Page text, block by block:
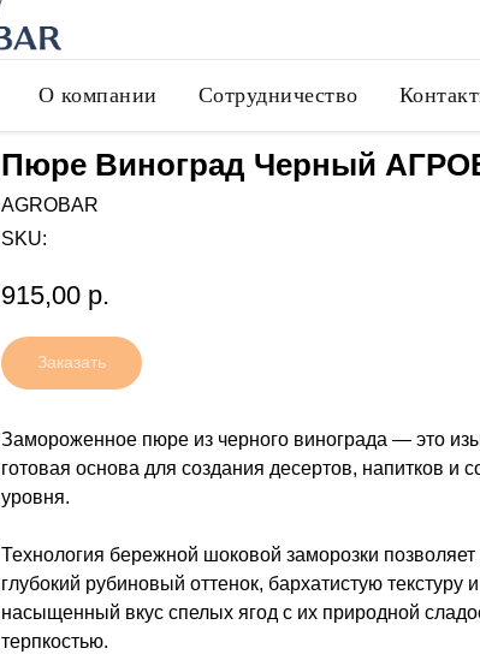
О компании Сотрудничество
Пюре Виноград Черный
AGROBAR
SKU:
915,00 р.
Заказать
Замороженное пюре из черного винограда — это
готовая основа для создания десертов, напитков и
уровня.
Технология бережной шоковой заморозки
глубокий рубиновый оттенок, бархатистую текстуру
насыщенный вкус спелых ягод с их природной
терпкостью.